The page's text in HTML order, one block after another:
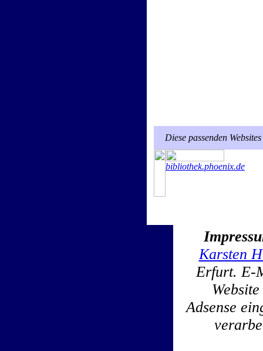
Diese passenden
bibliothek.phoenix.de
Karsten
Erfurt. E-
Adsense